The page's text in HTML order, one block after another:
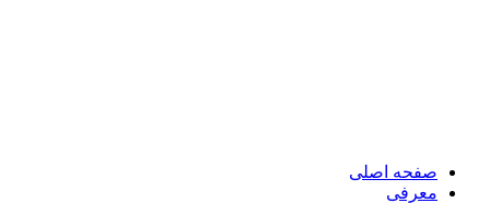
صفحه اصلی
معرفی